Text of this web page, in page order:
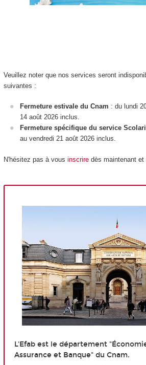
Veuillez noter que nos services seront
suivantes :
Fermeture estivale du Cnam : du lundi
14 août 2026 inclus.
Fermeture spécifique du service
au vendredi 21 août 2026 inclus.
N'hésitez pas à vous inscriredès maintenant et
L'Efab est le département
Assurance et Banque" du Cnam.